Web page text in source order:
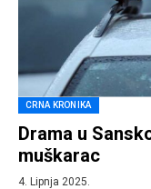
CRNA KRONIKA
Drama u
muškarac
4. Lipnja 2025.